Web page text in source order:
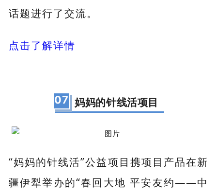
话题进行了交流。
点击了解详情
07 妈妈的针线活项目
“妈妈的针线活”公益项目携项目产品在新
疆伊犁举办的“春回大地 平安友约——中